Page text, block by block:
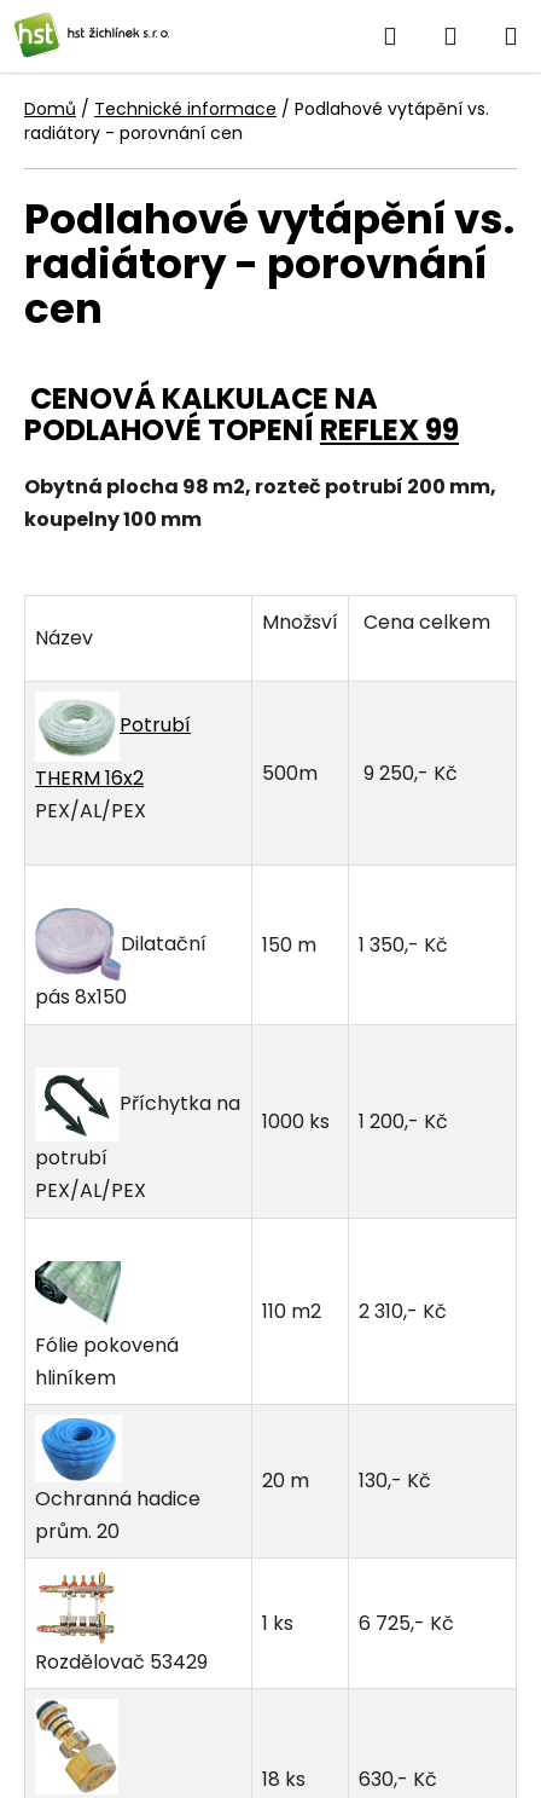
Přejít
na
obsah
Hledat
KOŠÍK
Domů / Technické informace / Podlahové vytápění vs.
radiátory - porovnání cen
Podlahové vytápění vs.
radiátory - porovnání
cen
CENOVÁ KALKULACE NA
PODLAHOVÉ TOPENÍ REFLEX 99
Obytná plocha 98 m2, rozteč potrubí 200 mm,
koupelny 100 mm
Název
Množsví Cena celkem
Potrubí
THERM 16x2
PEX/AL/PEX
500m 9 250,- Kč
Dilatační
pás 8x150
150 m 1 350,- Kč
Příchytka na
potrubí
PEX/AL/PEX
1000 ks 1 200,- Kč
Fólie pokovená
hliníkem
110 m2 2 310,- Kč
Ochranná hadice
prům. 20
20 m 130,- Kč
Rozdělovač 53429
1 ks 6 725,- Kč
18 ks 630,- Kč